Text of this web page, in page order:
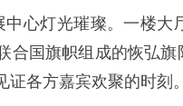
灯光璀璨。一楼大
合国旗帜组成的恢弘
各方嘉宾欢聚的时刻。